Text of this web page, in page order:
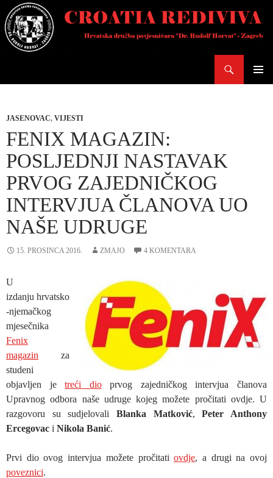
Skoči
do
sadržaja
JASENOVAC, VIJESTI
FENIX MAGAZIN:
POSLJEDNJI NASTAVAK
PRVOG ZAJEDNIČKOG
INTERVJUA ČLANOVA UO
NAŠE UDRUGE
15. PROSINCA 2016. ZMAJO 4 KOMENTARA
U
izdanju hrvatsko
-njemačkog
mjesečnika
Fenix
magazin za
studeni
objavljen jetreći dioprvog zajedničkog intervjua članova
Upravnog odbora naše udruge kojeg možete pročitati ovdje. U
razgovoru su sudjelovali Blanka Matković,Peter Anthony
Ercegovac i Nikola Banić.
Prvi dio ovog intervjua možete pročitatiovdje, a drugi na ovoj
poveznici.